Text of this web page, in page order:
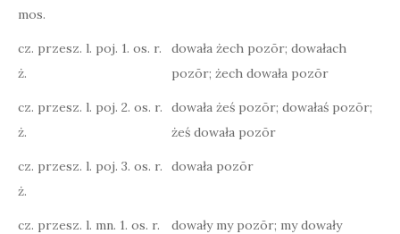
mos.
cz. przesz. l. poj. 1. os. r.
ż.
dowała żech pozōr; dowałach
pozōr; żech dowała pozōr
cz. przesz. l. poj. 2. os. r.
ż.
dowała żeś pozōr; dowałaś pozōr;
żeś dowała pozōr
cz. przesz. l. poj. 3. os. r.
ż.
dowała pozōr
cz. przesz. l. mn. 1. os. r.
dowały my pozōr; my dowały